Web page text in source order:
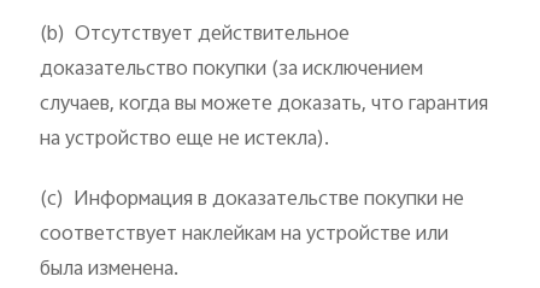
(b) Отсутствует действительное
доказательство покупки (за исключением
случаев, когда вы можете доказать, что гарантия
на устройство еще не истекла).
(c) Информация в доказательстве покупки не
соответствует наклейкам на устройстве или
была изменена.